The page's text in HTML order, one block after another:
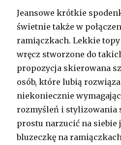
Jeansowe krótkie
świetnie także w
ramiączkach. Lekkie topy
wręcz stworzone do
propozycja skierowana
osób, które lubią
niekoniecznie
rozmyśleń i stylizowania
prostu narzucić na siebie
bluzeczkę na